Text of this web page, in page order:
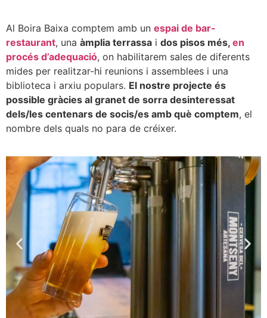
Al Boira Baixa comptem amb un espai de bar-
restaurant, una àmplia terrassa i dos pisos més, en
procés d’adequació, on habilitarem sales de diferents
mides per realitzar-hi reunions i assemblees i una
biblioteca i arxiu populars. El nostre projecte és
possible gràcies al granet de sorra desinteressat
dels/les centenars de socis/es amb què comptem, el
nombre dels quals no para de créixer.